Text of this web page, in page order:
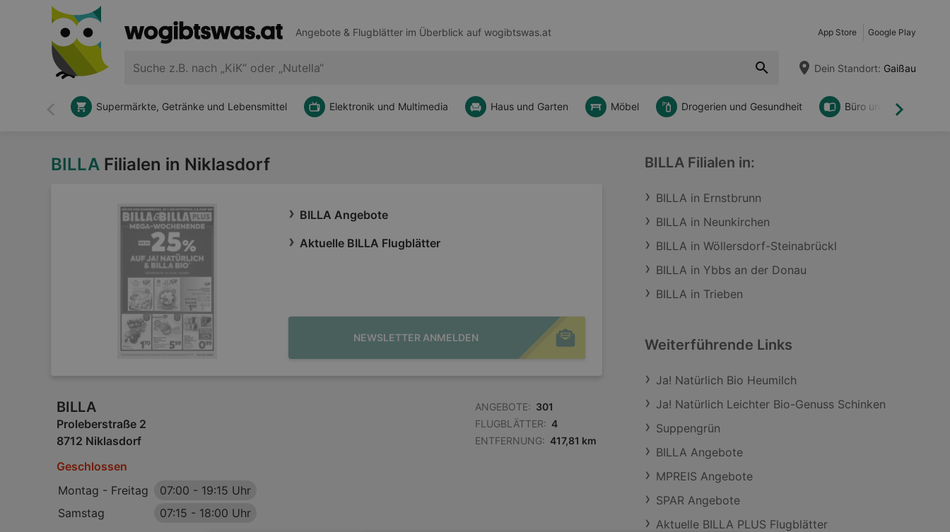
Angebote & Flugblätter im Überblick auf wogibtswas.at App Store Google Play
Dein Standort: Gaißau
Zurück Weiter
Supermärkte, Getränke und Lebensmittel Elektronik und Multimedia Haus und Garten Möbel Drogerien und Gesundheit Büro und DIY
BILLA Filialen in Niklasdorf
BILLA Angebote
Aktuelle BILLA Flugblätter
NEWSLETTER ANMELDEN
BILLA
Proleberstraße 2
8712 Niklasdorf
ANGEBOTE: 301
FLUGBLÄTTER: 4
ENTFERNUNG: 417,81 km
Geschlossen
Montag - Freitag
07:00 - 19:15 Uhr
Samstag
07:15 - 18:00 Uhr
BILLA Filialen in:
BILLA in Ernstbrunn
BILLA in Neunkirchen
BILLA in Wöllersdorf-Steinabrückl
BILLA in Ybbs an der Donau
BILLA in Trieben
Weiterführende Links
Ja! Natürlich Bio Heumilch
Ja! Natürlich Leichter Bio-Genuss Schinken
Suppengrün
BILLA Angebote
MPREIS Angebote
SPAR Angebote
Aktuelle BILLA PLUS Flugblätter